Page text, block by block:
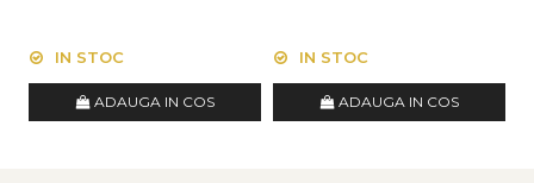
IN STOC
ADAUGA IN COS
IN STOC
ADAUGA IN COS